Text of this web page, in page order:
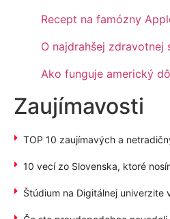
Recept na famózny
O najdrahšej
Ako funguje americký
Zaujímavosti
TOP 10 zaujímavých a
10 vecí zo Slovenska, ktoré
Štúdium na Digitálnej univerzite